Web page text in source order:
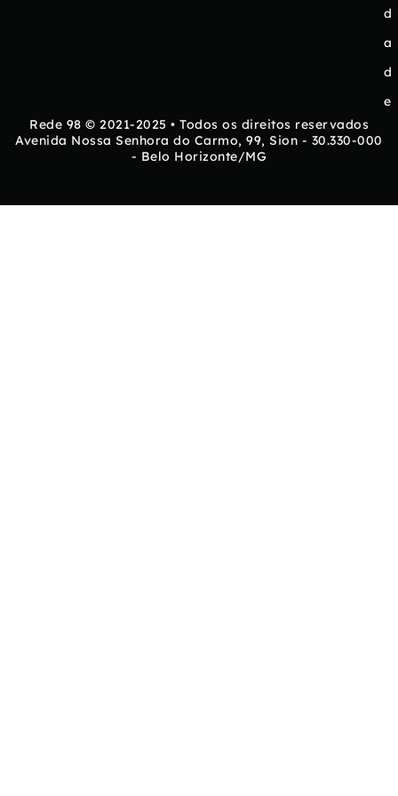
d
a
d
e
Rede 98 © 2021-2025 • Todos os direitos reservados
Avenida Nossa Senhora do Carmo, 99, Sion - 30.330-000
- Belo Horizonte/MG